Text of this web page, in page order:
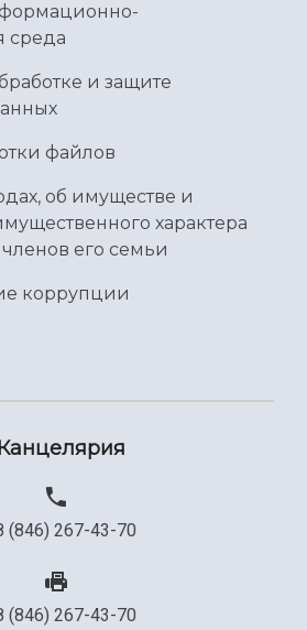
среда
и защите
файлов
об имуществе и
характера
его семьи
коррупции
Канцелярия
(846) 267-43-70
(846) 267-43-70